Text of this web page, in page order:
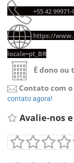
+55 42 99971-
https://
locale=pt_BR
É dono ou
Contato com
contato agora!
Avalie-nos